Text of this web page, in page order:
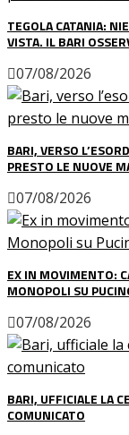
TEGOLA CATANIA:
VISTA. IL BARI
07/08/2026
BARI, VERSO
PRESTO LE NUOVE
07/08/2026
EX IN MOVIMENTO:
MONOPOLI SU
07/08/2026
BARI, UFFICIALE LA
COMUNICATO